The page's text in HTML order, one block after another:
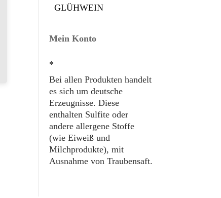
GLÜHWEIN
Mein Konto
*
Bei allen Produkten handelt
es sich um deutsche
Erzeugnisse. Diese
enthalten Sulfite oder
andere allergene Stoffe
(wie Eiweiß und
Milchprodukte), mit
Ausnahme von Traubensaft.